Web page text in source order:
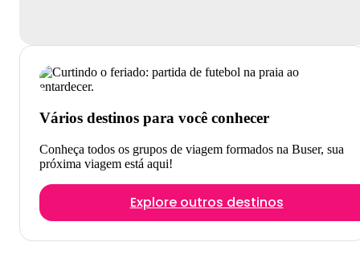
Vários destinos para você conhecer
Conheça todos os grupos de viagem formados na Buser, sua
próxima viagem está aqui!
Explore outros destinos